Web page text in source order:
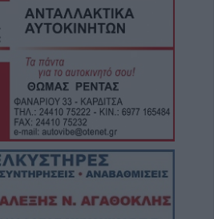
του Περιφερειάρχη
για το θαλάσσιο
Εκτίμησης Κινδύνου
ανέμους και τις υψηλές
η κηδεία του